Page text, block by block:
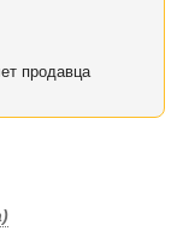
продавца